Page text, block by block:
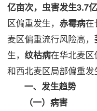
亿亩次，虫害发生3.7
区偏重发生， 赤霉病在
麦区偏重流行风险高，
生， 纹枯病在华北麦区
和西北麦区局部偏重发
一、发生趋势
（一）病害